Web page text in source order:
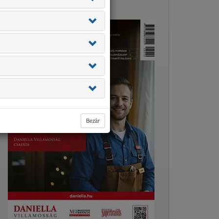
Bezár